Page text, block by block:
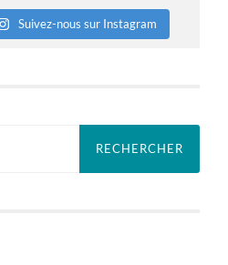
Suivez-nous sur Instagram